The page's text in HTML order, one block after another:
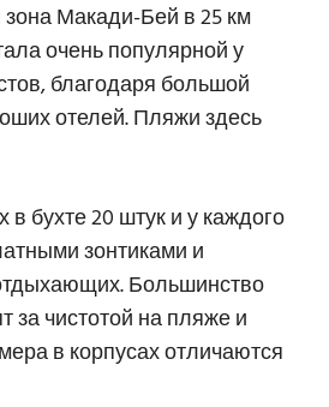
зона Макади-Бей в 25 км
очень популярной у
благодаря большой
отелей. Пляжи здесь
бухте 20 штук и у каждого
зонтиками и
Большинство
за чистотой на пляже и
в корпусах отличаются